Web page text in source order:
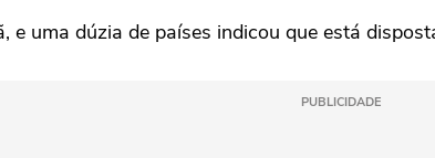
e uma dúzia de países indicou que está
PUBLICIDADE